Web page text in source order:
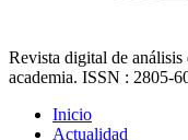
Revista digital de
academia. ISSN : 2805-
Inicio
Actualidad